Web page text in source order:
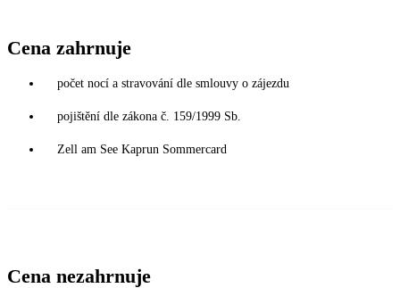
Cena zahrnuje
počet nocí a stravování dle smlouvy o zájezdu
pojištění dle zákona č. 159/1999 Sb.
Zell am See Kaprun Sommercard
Cena nezahrnuje